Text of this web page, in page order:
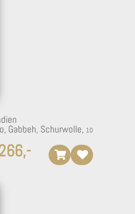
Gabbeh, Schurwolle,